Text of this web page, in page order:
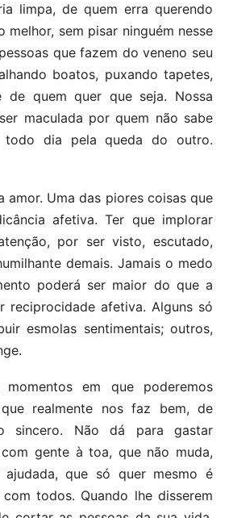
limpa, de quem erra querendo
melhor, sem pisar ninguém nesse
que fazem do veneno seu
boatos, puxando tapetes,
de quem quer que seja. Nossa
maculada por quem não sabe
dia pela queda do outro.
amor. Uma das piores coisas que
afetiva. Ter que implorar
por ser visto, escutado,
demais. Jamais o medo
poderá ser maior do que a
reciprocidade afetiva. Alguns só
esmolas sentimentais; outros,
em que poderemos
realmente nos faz bem, de
sincero. Não dá para gastar
gente à toa, que não muda,
que só quer mesmo é
todos. Quando lhe disserem